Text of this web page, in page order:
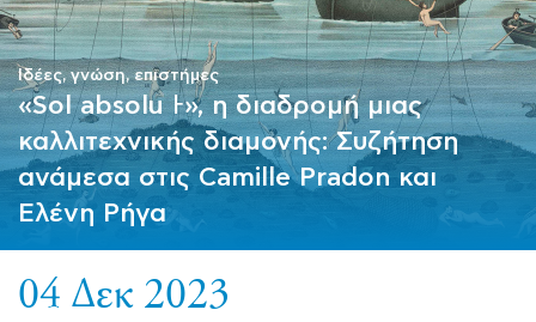
04 Δεκ 2023
Ιδέες, γνώση, επιστήμες
«Sol absolu Ͱ», η διαδρομή μιας
καλλιτεχνικής διαμονής: Συζήτηση
ανάμεσα στις Camille Pradon και
Ελένη Ρήγα